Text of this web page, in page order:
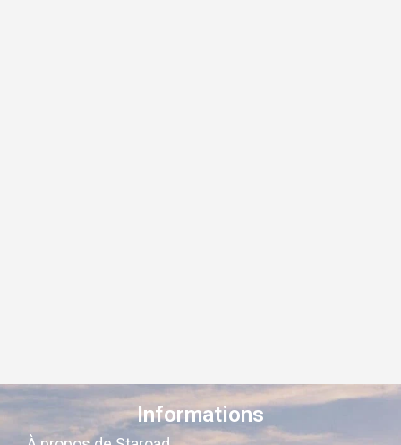
Informations